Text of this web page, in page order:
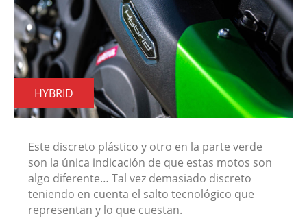
HYBRID
Este discreto plástico y otro en la parte verde
son la única indicación de que estas motos son
algo diferente… Tal vez demasiado discreto
teniendo en cuenta el salto tecnológico que
representan y lo que cuestan.